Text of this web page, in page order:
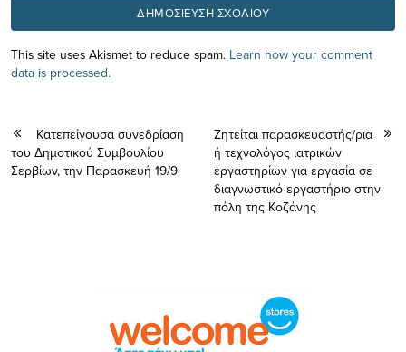
This site uses Akismet to reduce spam. Learn how your comment
data is processed.
Κατεπείγουσα συνεδρίαση
του Δημοτικού Συμβουλίου
Σερβίων, την Παρασκευή 19/9
Ζητείται παρασκευαστής/ρια
ή τεχνολόγος ιατρικών
εργαστηρίων για εργασία σε
διαγνωστικό εργαστήριο στην
πόλη της Κοζάνης